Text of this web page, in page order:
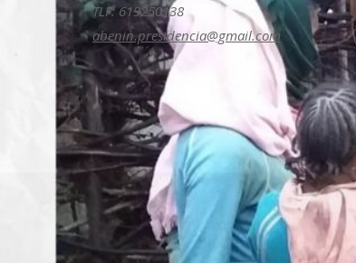
TLF: 619250138
abenin.presidencia@gmail.com